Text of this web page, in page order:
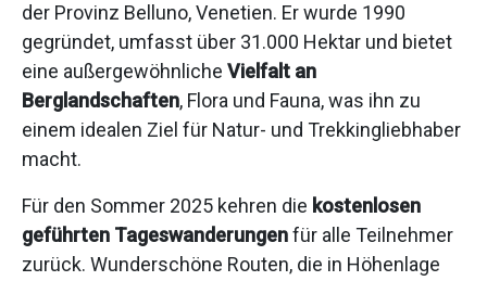
der Provinz Belluno, Venetien. Er wurde 1990
gegründet, umfasst über 31.000 Hektar und bietet
eine außergewöhnliche Vielfalt an
Berglandschaften, Flora und Fauna, was ihn zu
einem idealen Ziel für Natur- und Trekkingliebhaber
macht.
Für den Sommer 2025 kehren die kostenlosen
geführten Tageswanderungenfür alle Teilnehmer
zurück. Wunderschöne Routen, die in Höhenlage